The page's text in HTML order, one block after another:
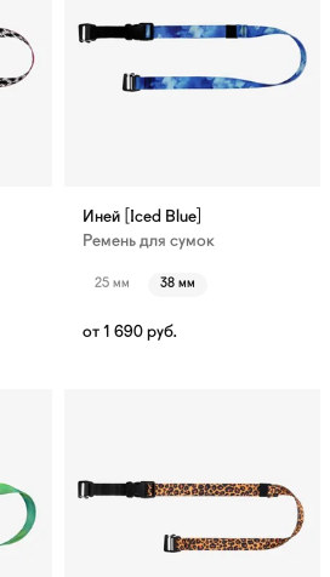
Иней [Iced Blue]
Ремень для сумок
25 мм 38 мм
от 1 690 руб.